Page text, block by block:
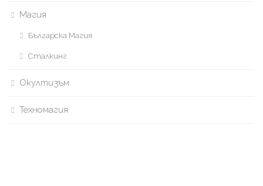
Магия
Българска Магия
Сталкинг
Окултизъм
Техномагия